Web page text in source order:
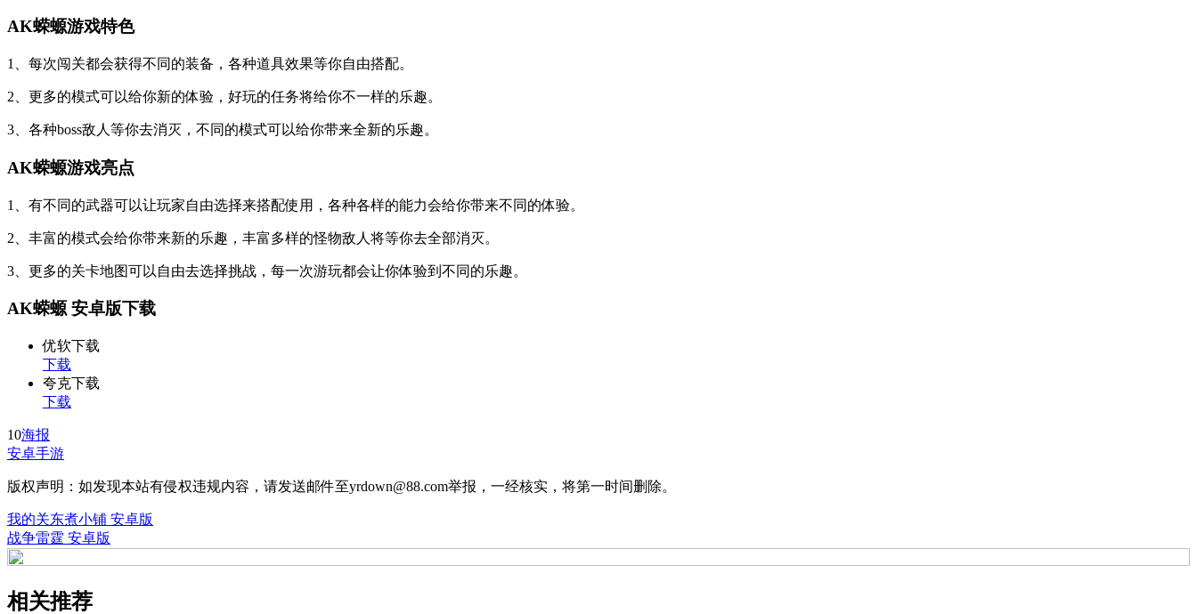
AK蝾螈游戏特色
1、每次闯关都会获得不同的装备，各种道具效果等你自由搭配。
2、更多的模式可以给你新的体验，好玩的任务将给你不一样的乐趣。
3、各种boss敌人等你去消灭，不同的模式可以给你带来全新的乐趣。
AK蝾螈游戏亮点
1、有不同的武器可以让玩家自由选择来搭配使用，各种各样的能力会给你带来不同的体验。
2、丰富的模式会给你带来新的乐趣，丰富多样的怪物敌人将等你去全部消灭。
3、更多的关卡地图可以自由去选择挑战，每一次游玩都会让你体验到不同的乐趣。
AK蝾螈 安卓版下载
优软下载
下载
夸克下载
下载
10海报
安卓手游
版权声明：如发现本站有侵权违规内容，请发送邮件至yrdown@88.com举报，一经核实，将第一时间删除。
我的关东煮小铺 安卓版
战争雷霆 安卓版
相关推荐